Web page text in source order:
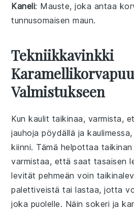
Kaneli: Mauste, joka antaa
tunnusomaisen maun.
Tekniikkavinkki
Valmistukseen
Kun kaulit taikinaa, varmista,
jauhoja pöydällä ja
kiinni. Tämä helpottaa
varmistaa, että saat tasaisen
levitätpehmeän voin
palettiveistä tai lastaa, jotta
joka puolelle. Näinsokeri ja